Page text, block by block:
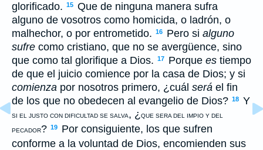
glorificado. 15 Que de ninguna manera sufra
alguno de vosotros como homicida, o ladrón, o
malhechor, o por entrometido. 16 Pero si alguno
sufre como cristiano, que no se avergüence, sino
que como tal glorifique a Dios. 17 Porque es tiempo
de que el juicio comience por la casa de Dios; y si
comienza por nosotros primero, ¿cuál será el fin
de los que no obedecen al evangelio de Dios? 18 Y
SI EL JUSTO CON DIFICULTAD SE SALVA, ¿QUE SERA DEL IMPIO Y DEL
PECADOR? 19
Por consiguiente, los que sufren
conforme a la voluntad de Dios, encomienden sus